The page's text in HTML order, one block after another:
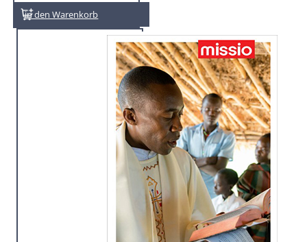
In den Warenkorb